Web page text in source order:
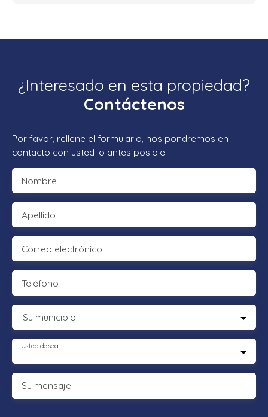
¿Interesado en esta propiedad?
Contáctenos
Por favor, rellene el formulario, nos pondremos en
contacto con usted lo antes posible.
Nombre
Apellido
Correo electrónico
Teléfono
Su municipio
-
Usted desea
Su mensaje